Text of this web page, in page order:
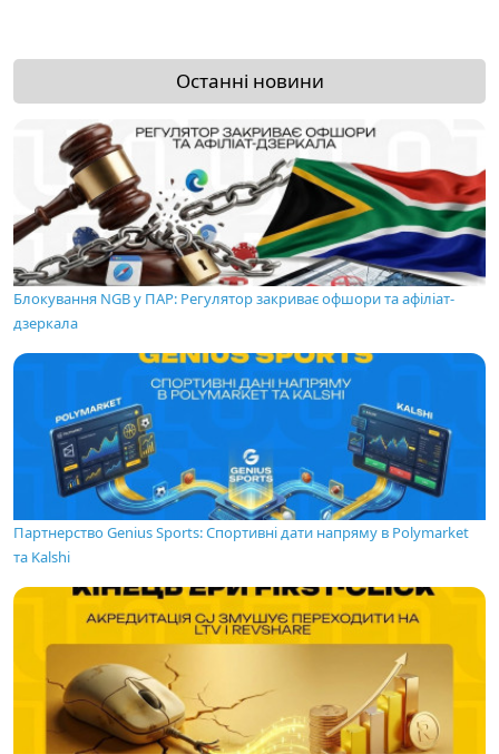
Останні новини
Блокування NGB у ПАР: Регулятор закриває офшори та афіліат-
дзеркала
Партнерство Genius Sports: Спортивні дати напряму в Polymarket
та Kalshi